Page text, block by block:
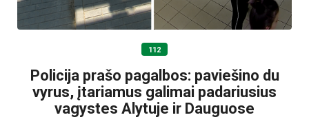
112
Policija prašo pagalbos: paviešino du
vyrus, įtariamus galimai padariusius
vagystes Alytuje ir Dauguose